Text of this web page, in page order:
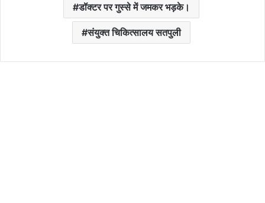
डॉक्टर पर गुस्से में जमकर भड़के।
संयुक्त चिकित्सालय सतपुली